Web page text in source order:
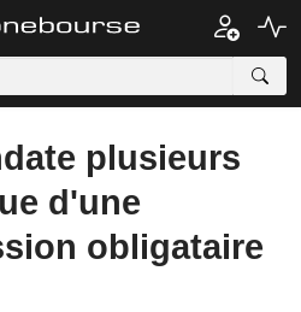
plusieurs
d'une
obligataire